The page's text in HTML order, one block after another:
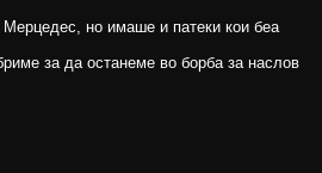
Мерцедес, но имаше и патеки кои беа
за да останеме во борба за наслов